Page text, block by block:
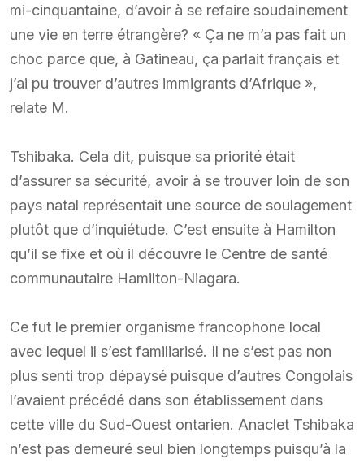
mi-cinquantaine, d’avoir à se refaire soudainement
une vie en terre étrangère? « Ça ne m’a pas fait un
choc parce que, à Gatineau, ça parlait français et
j’ai pu trouver d’autres immigrants d’Afrique »,
relate M.
Tshibaka. Cela dit, puisque sa priorité était
d’assurer sa sécurité, avoir à se trouver loin de son
pays natal représentait une source de soulagement
plutôt que d’inquiétude. C’est ensuite à Hamilton
qu’il se fixe et où il découvre le Centre de santé
communautaire Hamilton-Niagara.
Ce fut le premier organisme francophone local
avec lequel il s’est familiarisé. Il ne s’est pas non
plus senti trop dépaysé puisque d’autres Congolais
l’avaient précédé dans son établissement dans
cette ville du Sud-Ouest ontarien. Anaclet Tshibaka
n’est pas demeuré seul bien longtemps puisqu’à la